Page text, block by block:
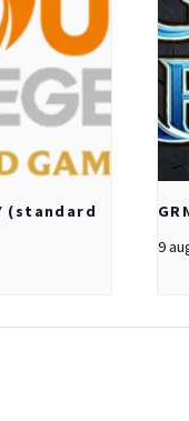
(standard
9